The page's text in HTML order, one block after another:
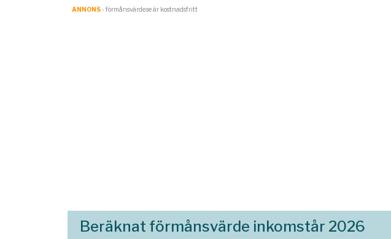
ANNONS- förmånsvärde.se är kostnadsfritt
Beräknat förmånsvärde inkomstår 2026